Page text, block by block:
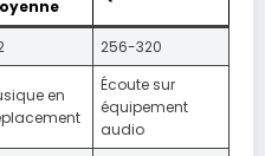
256-320
en
Écoute sur
équipement
audio